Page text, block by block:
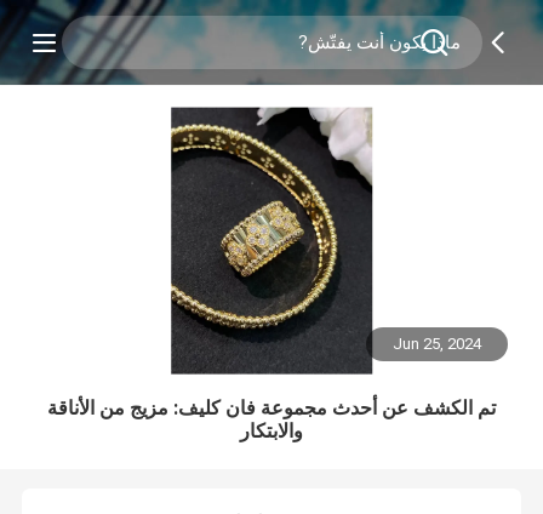
Jun 25, 2024
تم الكشف عن أحدث مجموعة فان كليف: مزيج من الأناقة
والابتكار